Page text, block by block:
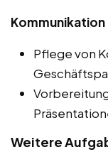
Pflege von
Weitere